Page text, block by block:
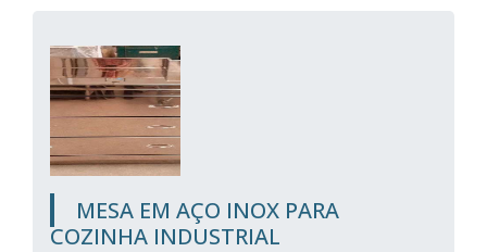
MESA EM AÇO INOX PARA
COZINHA INDUSTRIAL